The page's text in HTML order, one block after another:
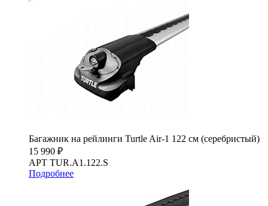
Багажник на рейлинги Turtle Air-1 122 см (серебристый)
15 990 ₽
АРТ TUR.A1.122.S
Подробнее